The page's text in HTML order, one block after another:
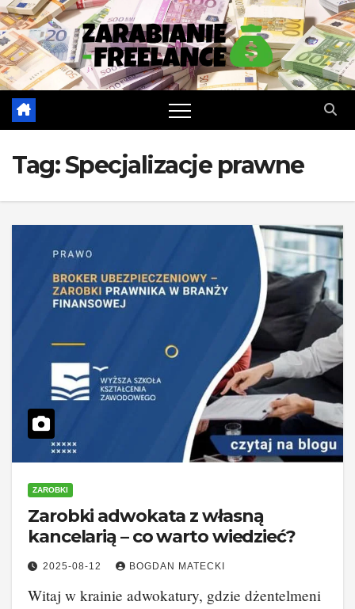
Skip
to
content
Tag:Specjalizacje prawne
ZAROBKI
Zarobki adwokata z własną
kancelarią – co warto wiedzieć?
2025-08-12 BOGDAN MATECKI
Witaj w krainie adwokatury, gdzie dżentelmeni